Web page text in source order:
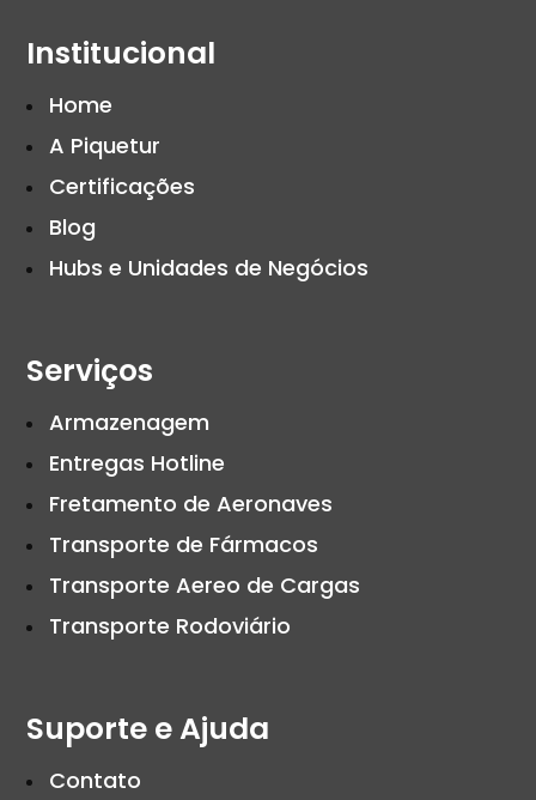
Institucional
Home
A Piquetur
Certificações
Blog
Hubs e Unidades de Negócios
Serviços
Armazenagem
Entregas Hotline
Fretamento de Aeronaves
Transporte de Fármacos
Transporte Aereo de Cargas
Transporte Rodoviário
Suporte e Ajuda
Contato